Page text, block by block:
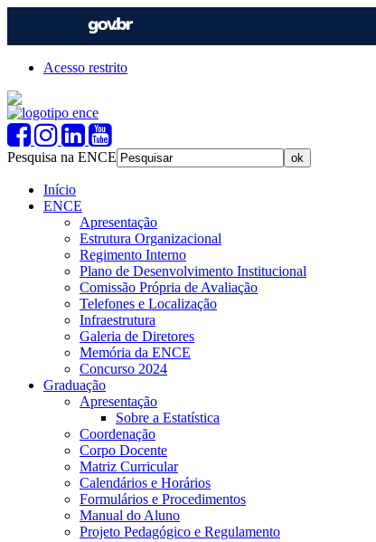
Acesso restrito
Pesquisa na ENCE
Início
ENCE
Apresentação
Estrutura Organizacional
Regimento Interno
Plano de Desenvolvimento Institucional
Comissão Própria de Avaliação
Telefones e Localização
Infraestrutura
Galeria de Diretores
Memória da ENCE
Concurso 2024
Graduação
Apresentação
Sobre a Estatística
Coordenação
Corpo Docente
Matriz Curricular
Calendários e Horários
Formulários e Procedimentos
Manual do Aluno
Projeto Pedagógico e Regulamento